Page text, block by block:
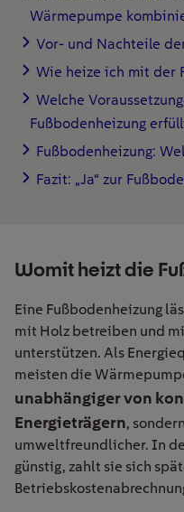
Wärmepumpe
Vor- und Nachteile
Wie heize ich mit der
Welche
Fußbodenheizung
Fußbodenheizung:
Fazit: „Ja“ zur
Womit heizt die
Eine Fußbodenheizung
mit Holz betreiben und
unterstützen. Als
meisten die
unabhängiger von
Energieträgern,
umweltfreundlicher. In
günstig, zahlt sie sich